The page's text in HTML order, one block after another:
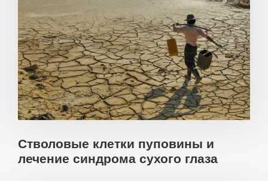
Стволовые клетки пуповины и
лечение синдрома сухого глаза